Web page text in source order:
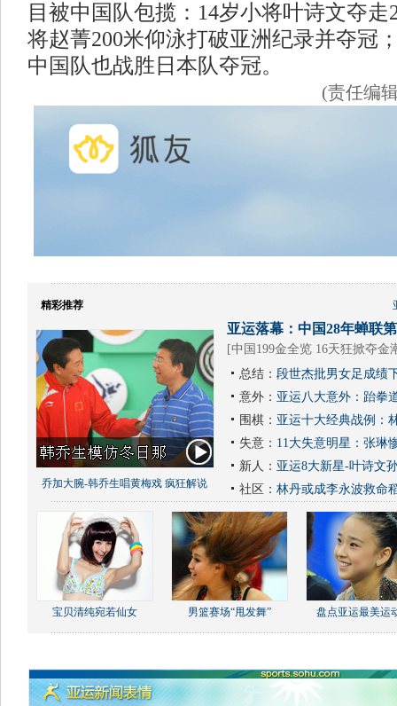
目被中国队包揽：14岁小将叶诗文夺走
将赵菁200米仰泳打破亚洲纪录并夺冠
中国队也战胜日本队夺冠。
(责任编
精彩推荐
乔加大腕-韩乔生唱黄梅戏 疯狂解说
亚运落幕：中国28年蝉联
[中国199金全览 16天狂掀夺金
总结： 段世杰批男女足成绩
意外： 亚运八大意外：跆拳
围棋： 亚运十大经典战例：
失意： 11大失意明星：张琳
新人： 亚运8大新星-叶诗文
社区： 林丹或成李永波救命
宝贝清纯宛若仙女 男篮赛场“甩发舞” 盘点亚运最美运